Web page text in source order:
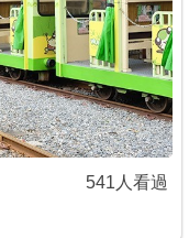
541人看過